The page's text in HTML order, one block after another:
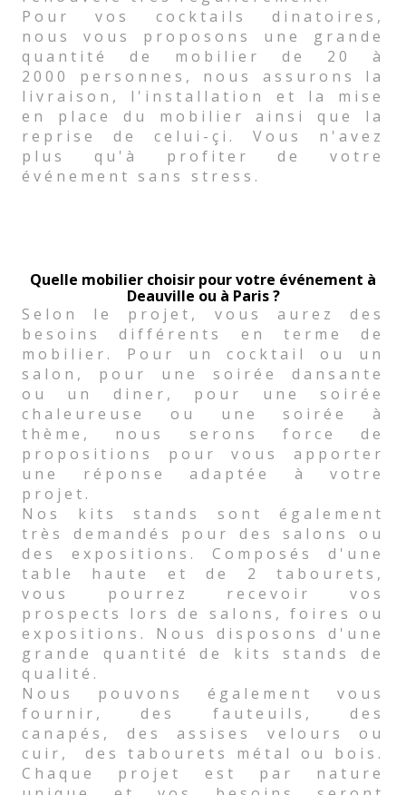
Pour vos cocktails dinatoires,
nous vous proposons une grande
quantité de mobilier de 20 à
2000 personnes, nous assurons la
livraison, l'installation et la mise
en place du mobilier ainsi que la
reprise de celui-çi. Vous n'avez
plus qu'à profiter de votre
événement sans stress.
Quelle mobilier choisir pour votre événement à
Deauville ou à Paris ?
Selon le projet, vous aurez des
besoins différents en terme de
mobilier. Pour un cocktail ou un
salon, pour une soirée dansante
ou un diner, pour une soirée
chaleureuse ou une soirée à
thème, nous serons force de
propositions pour vous apporter
une réponse adaptée à votre
projet.
Nos kits stands sont également
très demandés pour des salons ou
des expositions. Composés d'une
table haute et de 2 tabourets,
vous pourrez recevoir vos
prospects lors de salons, foires ou
expositions. Nous disposons d'une
grande quantité de kits stands de
qualité.
Nous pouvons également vous
fournir, des fauteuils, des
canapés, des assises velours ou
cuir, des tabourets métal ou bois.
Chaque projet est par nature